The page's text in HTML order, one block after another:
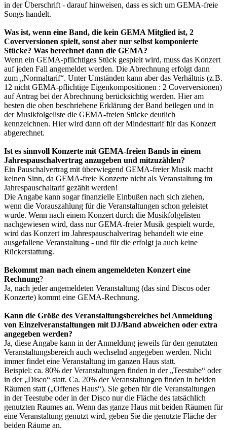
in der Überschrift - darauf hinweisen, dass es sich um GEMA-freie
Songs handelt.
Was ist, wenn eine Band, die kein GEMA Mitglied ist, 2
Coverversionen spielt, sonst aber nur selbst komponierte
Stücke? Was berechnet dann die GEMA?
Wenn ein GEMA-pflichtiges Stück gespielt wird, muss das Konzert
auf jeden Fall angemeldet werden. Die Abrechnung erfolgt dann
zum „Normaltarif“. Unter Umständen kann aber das Verhältnis (z.B.
12 nicht GEMA-pflichtige Eigenkompositionen : 2 Coverversionen)
auf Antrag bei der Abrechnung berücksichtig werden. Hier am
besten die oben beschriebene Erklärung der Band beilegen und in
der Musikfolgeliste die GEMA-freien Stücke deutlich
kennzeichnen. Hier wird dann oft der Mindesttarif für das Konzert
abgerechnet.
Ist es sinnvoll Konzerte mit GEMA-freien Bands in einem
Jahrespauschalvertrag anzugeben und mitzuzählen?
Ein Pauschalvertrag mit überwiegend GEMA-freier Musik macht
keinen Sinn, da GEMA-freie Konzerte nicht als Veranstaltung im
Jahrespauschaltarif gezählt werden!
Die Angabe kann sogar finanzielle Einbußen nach sich ziehen,
wenn die Vorauszahlung für die Veranstaltungen schon geleistet
wurde. Wenn nach einem Konzert durch die Musikfolgelisten
nachgewiesen wird, dass nur GEMA-freier Musik gespielt wurde,
wird das Konzert im Jahrespauschalvertrag behandelt wie eine
ausgefallene Veranstaltung - und für die erfolgt ja auch keine
Rückerstattung.
Bekommt man nach einem angemeldeten Konzert eine
Rechnung?
Ja, nach jeder angemeldeten Veranstaltung (das sind Discos oder
Konzerte) kommt eine GEMA-Rechnung.
Kann die Größe des Veranstaltungsbereiches bei Anmeldung
von Einzelveranstaltungen mit DJ/Band abweichen oder extra
angegeben werden?
Ja, diese Angabe kann in der Anmeldung jeweils für den genutzten
Veranstaltungsbereich auch wechselnd angegeben werden. Nicht
immer findet eine Veranstaltung im ganzen Haus statt.
Beispiel: ca. 80% der Veranstaltungen finden in der „Teestube“ oder
in der „Disco“ statt. Ca. 20% der Veranstaltungen finden in beiden
Räumen statt („Offenes Haus“). Sie geben für die Veranstaltungen
in der Teestube oder in der Disco nur die Fläche des tatsächlich
genutzten Raumes an. Wenn das ganze Haus mit beiden Räumen für
eine Veranstaltung genutzt wird, geben Sie die genutzte Fläche der
beiden Räume an.